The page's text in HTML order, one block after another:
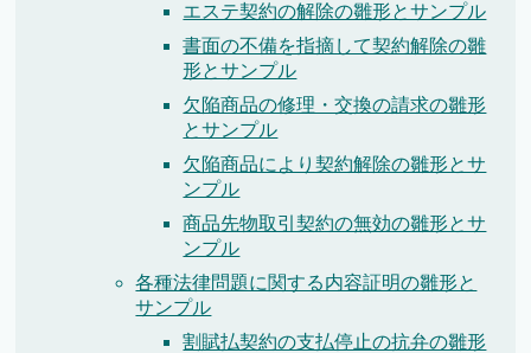
エステ契約の解除の雛形とサンプル
書面の不備を指摘して契約解除の雛
形とサンプル
欠陥商品の修理・交換の請求の雛形
とサンプル
欠陥商品により契約解除の雛形とサ
ンプル
商品先物取引契約の無効の雛形とサ
ンプル
各種法律問題に関する内容証明の雛形と
サンプル
割賦払契約の支払停止の抗弁の雛形